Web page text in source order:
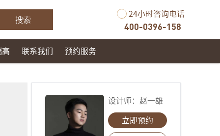
搜索
24小时咨询电话
400-0396-158
高 联系我们 预约服务
设计师： 赵一雄
立即预约